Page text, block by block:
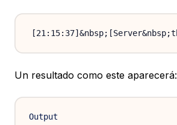
Un resultado como este aparecerá:
Output